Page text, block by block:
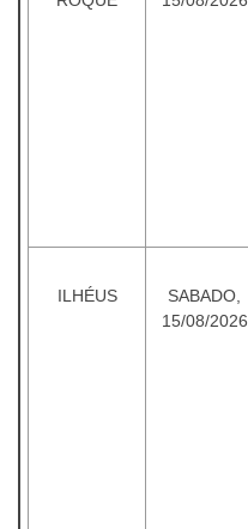
ILHÉUS
SABADO,
15/08/2026